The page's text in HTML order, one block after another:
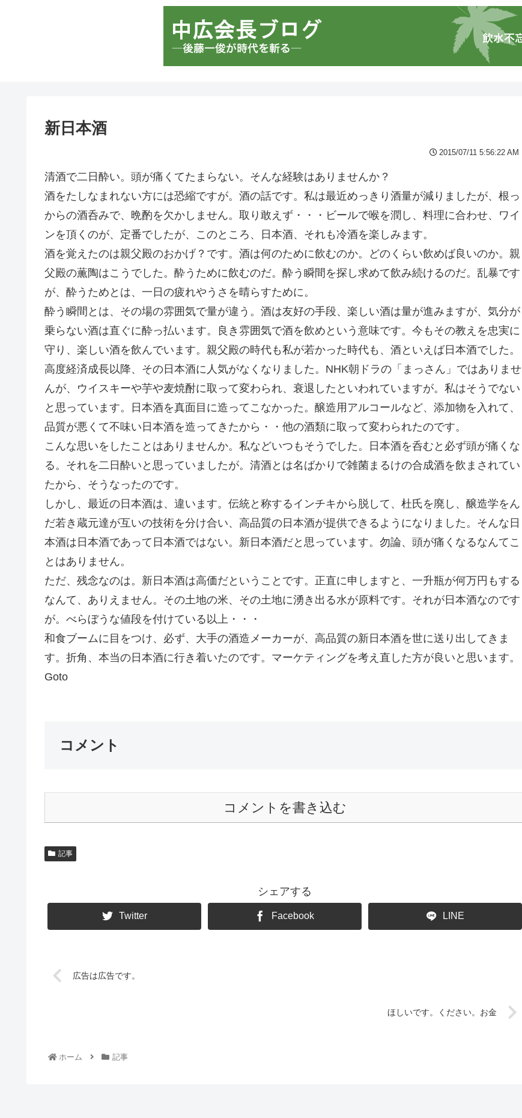
新日本酒
2015/07/11 5:56:22 AM
清酒で二日酔い。頭が痛くてたまらない。そんな経験はありませんか？
酒をたしなまれない方には恐縮ですが。酒の話です。私は最近めっきり酒量が減りましたが、根っ
からの酒呑みで、晩酌を欠かしません。取り敢えず・・・ビールで喉を潤し、料理に合わせ、ワイ
ンを頂くのが、定番でしたが、このところ、日本酒、それも冷酒を楽しみます。
酒を覚えたのは親父殿のおかげ？です。酒は何のために飲むのか。どのくらい飲めば良いのか。親
父殿の薫陶はこうでした。酔うために飲むのだ。酔う瞬間を探し求めて飲み続けるのだ。乱暴です
が、酔うためとは、一日の疲れやうさを晴らすために。
酔う瞬間とは、その場の雰囲気で量が違う。酒は友好の手段、楽しい酒は量が進みますが、気分が
乗らない酒は直ぐに酔っ払います。良き雰囲気で酒を飲めという意味です。今もその教えを忠実に
守り、楽しい酒を飲んでいます。親父殿の時代も私が若かった時代も、酒といえば日本酒でした。
高度経済成長以降、その日本酒に人気がなくなりました。NHK朝ドラの「まっさん」ではありませ
んが、ウイスキーや芋や麦焼酎に取って変わられ、衰退したといわれていますが。私はそうでない
と思っています。日本酒を真面目に造ってこなかった。醸造用アルコールなど、添加物を入れて、
品質が悪くて不味い日本酒を造ってきたから・・他の酒類に取って変わられたのです。
こんな思いをしたことはありませんか。私などいつもそうでした。日本酒を呑むと必ず頭が痛くな
る。それを二日酔いと思っていましたが。清酒とは名ばかりで雑菌まるけの合成酒を飲まされてい
たから、そうなったのです。
しかし、最近の日本酒は、違います。伝統と称するインチキから脱して、杜氏を廃し、醸造学をん
だ若き蔵元達が互いの技術を分け合い、高品質の日本酒が提供できるようになりました。そんな日
本酒は日本酒であって日本酒ではない。新日本酒だと思っています。勿論、頭が痛くなるなんてこ
とはありません。
ただ、残念なのは。新日本酒は高価だということです。正直に申しますと、一升瓶が何万円もする
なんて、ありえません。その土地の米、その土地に湧き出る水が原料です。それが日本酒なのです
が。べらぼうな値段を付けている以上・・・
和食ブームに目をつけ、必ず、大手の酒造メーカーが、高品質の新日本酒を世に送り出してきま
す。折角、本当の日本酒に行き着いたのです。マーケティングを考え直した方が良いと思います。
Goto
コメント
コメントを書き込む
記事
シェアする
Twitter Facebook LINE
広告は広告です。
ほしいです。ください。お金
ホーム 記事